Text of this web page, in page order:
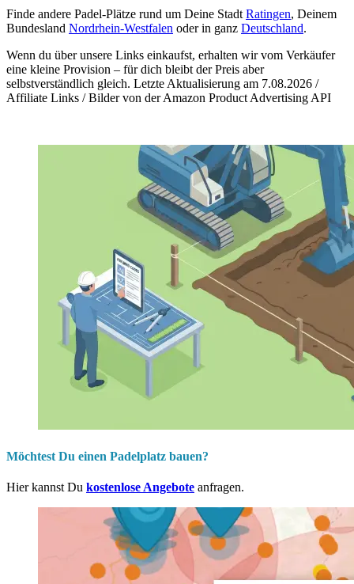
Finde andere Padel-Plätze rund um Deine Stadt Ratingen, Deinem
Bundesland Nordrhein-Westfalen oder in ganz Deutschland.
Wenn du über unsere Links einkaufst, erhalten wir vom Verkäufer
eine kleine Provision – für dich bleibt der Preis aber
selbstverständlich gleich. Letzte Aktualisierung am 7.08.2026 /
Affiliate Links / Bilder von der Amazon Product Advertising API
Möchtest Du einen Padelplatz bauen?
Hier kannst Du kostenlose Angebote anfragen.